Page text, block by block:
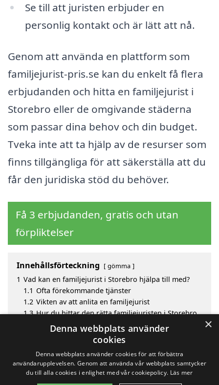
Se till att juristen erbjuder en
personlig kontakt och är lätt att nå.
Genom att använda en plattform som
familjejurist-pris.se kan du enkelt få flera
erbjudanden och hitta en familjejurist i
Storebro eller de omgivande städerna
som passar dina behov och din budget.
Tveka inte att ta hjälp av de resurser som
finns tillgängliga för att säkerställa att du
får den juridiska stöd du behöver.
Få 3 erbjudanden, gratis och utan
förpliktelser
Innehållsförteckning gömma
1 Vad kan en familjejurist i Storebro hjälpa till med?
1.1 Ofta förekommande tjänster
1.2 Vikten av att anlita en familjejurist
1.3 Hur du hittar den rätta familjejuristen i Storebro
Fördelar med att välja familjejurist i Storebro
Sök efter en skicklig familjejurist i de omgivande
×
Denna webbplats använder
cookies
Denna webbplats använder cookies för att förbättra
användarupplevelsen. Genom att använda vår webbplats samtycker
du till alla cookies i enlighet med vår cookiepolicy. Läs mer